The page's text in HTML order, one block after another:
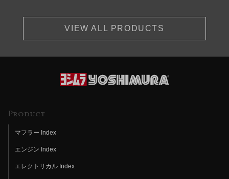
VIEW ALL PRODUCTS
Product
マフラー Index
エンジン Index
エレクトリカル Index